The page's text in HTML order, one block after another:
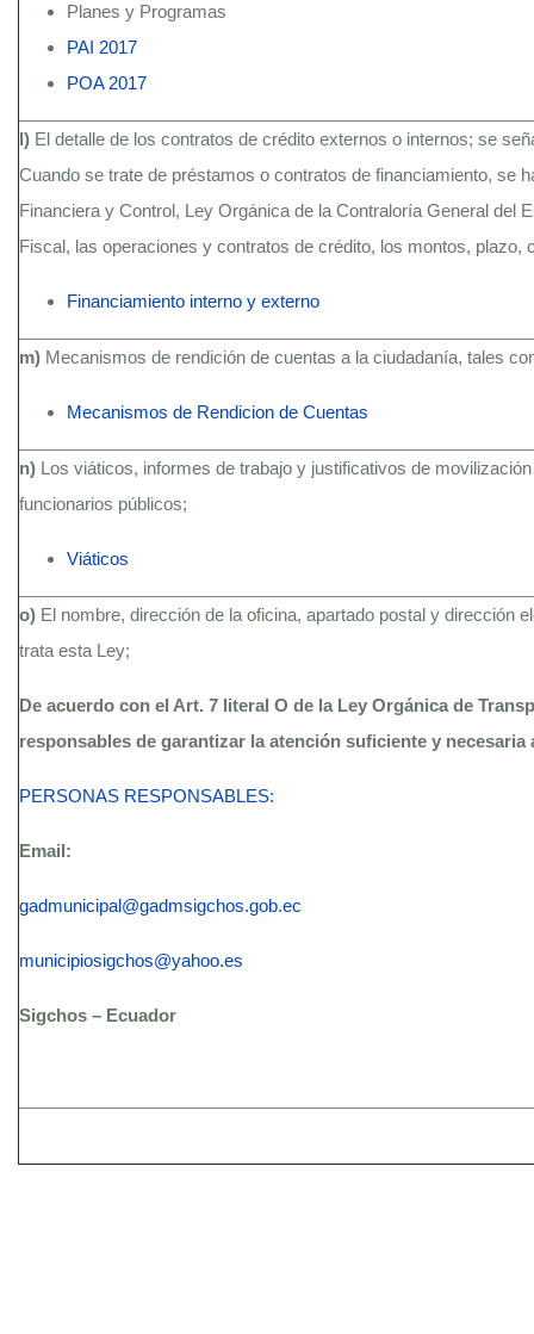
Planes y Programas
PAI 2017
POA 2017
l) El detalle de los contratos de crédito externos o internos; se
Cuando se trate de préstamos o contratos de financiamiento, se
Financiera y Control, Ley Orgánica de la Contraloría General del
Fiscal, las operaciones y contratos de crédito, los montos, plazo,
Financiamiento interno y externo
m) Mecanismos de rendición de cuentas a la ciudadanía, tales
Mecanismos de Rendicion de Cuentas
n) Los viáticos, informes de trabajo y justificativos de
funcionarios públicos;
Viáticos
o) El nombre, dirección de la oficina, apartado postal y dirección
trata esta Ley;
De acuerdo con el Art. 7 literal O de la Ley Orgánica de
responsables de garantizar la atención suficiente y
PERSONAS RESPONSABLES:
Email:
gadmunicipal@gadmsigchos.gob.ec
municipiosigchos@yahoo.es
Sigchos – Ecuador